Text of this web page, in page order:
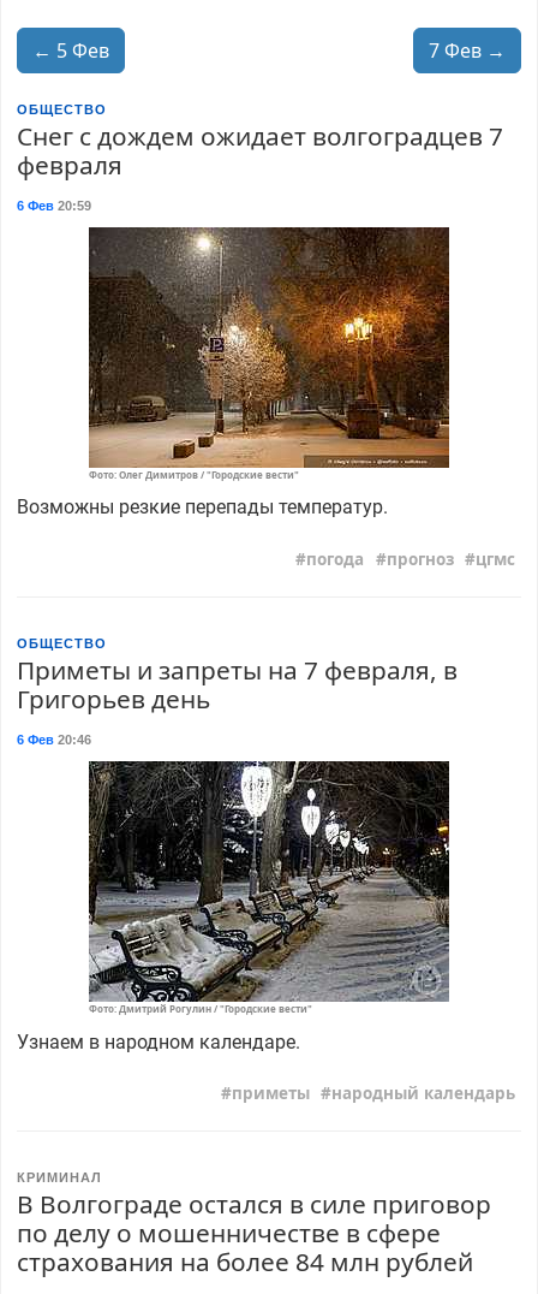
← 5 Фев 7 Фев →
ОБЩЕСТВО
Снег с дождем ожидает волгоградцев 7
февраля
6 Фев20:59
Фото: Олег Димитров / "Городские вести"
Возможны резкие перепады температур.
погода прогноз цгмс
ОБЩЕСТВО
Приметы и запреты на 7 февраля, в
Григорьев день
6 Фев20:46
Фото: Дмитрий Рогулин / "Городские вести"
Узнаем в народном календаре.
приметы народный календарь
КРИМИНАЛ
В Волгограде остался в силе приговор
по делу о мошенничестве в сфере
страхования на более 84 млн рублей